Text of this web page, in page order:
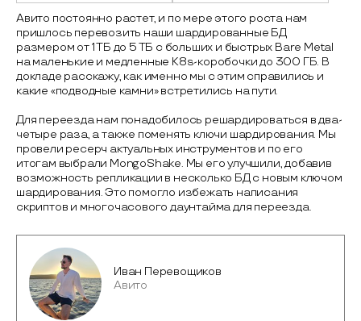
Авито постоянно растет, и по мере этого роста нам
пришлось перевозить наши шардированные БД
размером от 1 ТБ до 5 ТБ с больших и быстрых Bare Metal
на маленькие и медленные K8s-коробочки до 300 ГБ. В
докладе расскажу, как именно мы с этим справились и
какие «подводные камни» встретились на пути.
Для переезда нам понадобилось решардироваться в два-
четыре раза, а также поменять ключи шардирования. Мы
провели ресерч актуальных инструментов и по его
итогам выбрали MongoShake. Мы его улучшили, добавив
возможность репликации в несколько БД с новым ключом
шардирования. Это помогло избежать написания
скриптов и многочасового даунтайма для переезда.
Иван Перевощиков
Авито